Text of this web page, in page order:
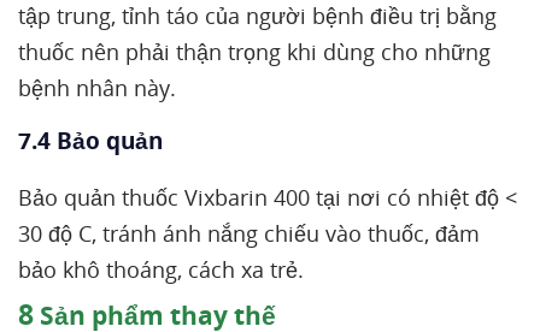
tập trung, tỉnh táo của người bệnh điều trị bằng
thuốc nên phải thận trọng khi dùng cho những
bệnh nhân này.
7.4 Bảo quản
Bảo quản thuốc Vixbarin 400 tại nơi có nhiệt độ <
30 độ C, tránh ánh nắng chiếu vào thuốc, đảm
bảo khô thoáng, cách xa trẻ.
8 Sản phẩm thay thế